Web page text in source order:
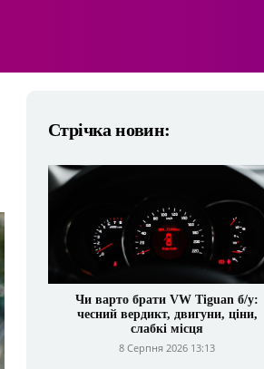
Стрічка новин:
Чи варто брати VW Tiguan б/у:
чесний вердикт, двигуни, ціни,
слабкі місця
8 Серпня 2026 13:13